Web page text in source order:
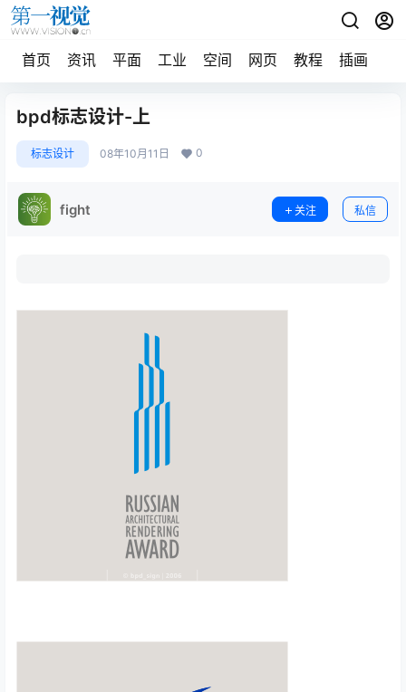
首页 资讯 平面 工业 空间 网页 教程 插画
bpd标志设计-上
标志设计 08年10月11日 0
fight 关注 私信